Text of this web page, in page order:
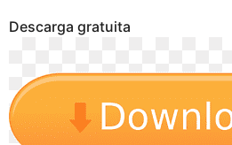
Descarga gratuita